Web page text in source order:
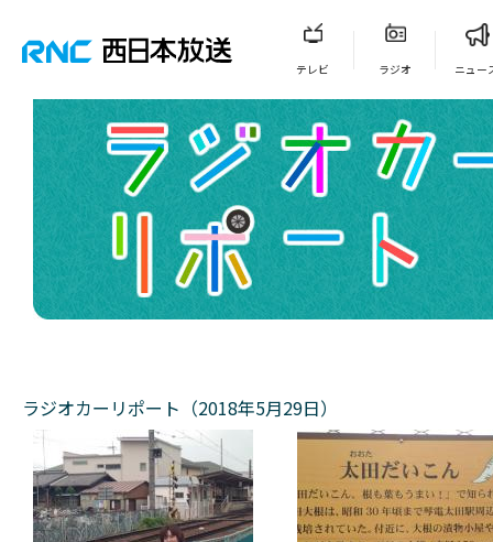
テレビ ラジオ ニュー
ラジオカーリポート（2018年5月29日）